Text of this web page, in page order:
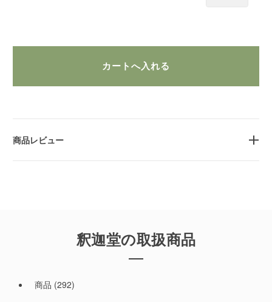
商品レビュー
釈迦堂の取扱商品
商品 (292)